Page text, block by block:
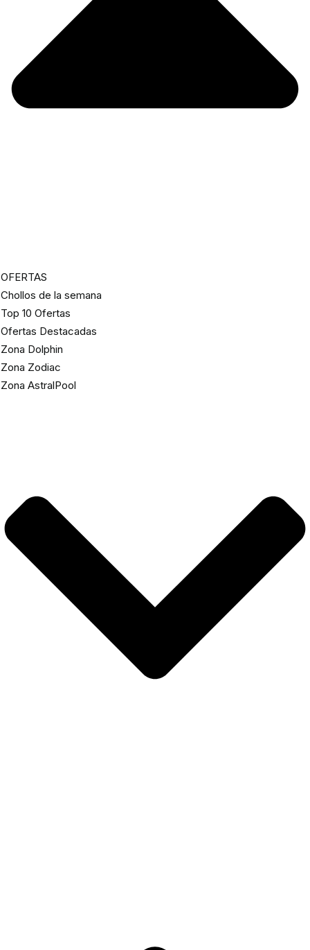
OFERTAS
Chollos de la semana
Top 10 Ofertas
Ofertas Destacadas
Zona Dolphin
Zona Zodiac
Zona AstralPool